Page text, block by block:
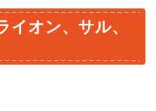
イオン、サル、